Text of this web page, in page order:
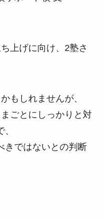
上げに向け、2塾さ
もしれませんが、
ごとにしっかりと対
きではないとの判断